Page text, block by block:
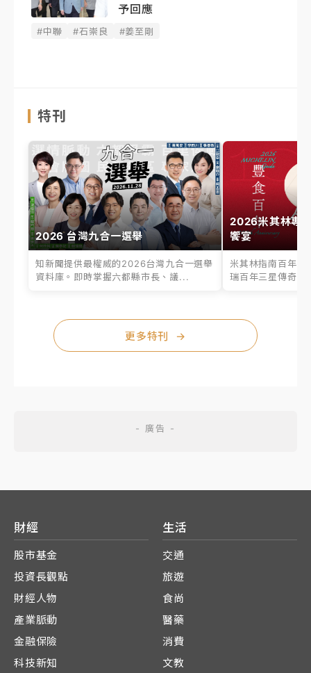
予回應
#中聯 #石崇良 #姜至剛
特刊
2026 台灣九合一選舉
知新聞提供最權威的2026台灣九合一選舉
資料庫。即時掌握六都縣市長、議...
2026米其林專
饗宴
米其林指南百年之
瑞百年三星傳奇、
更多特刊 →
財經
股市基金
投資長觀點
財經人物
產業脈動
金融保險
科技新知
生活
交通
旅遊
食尚
醫藥
消費
文教